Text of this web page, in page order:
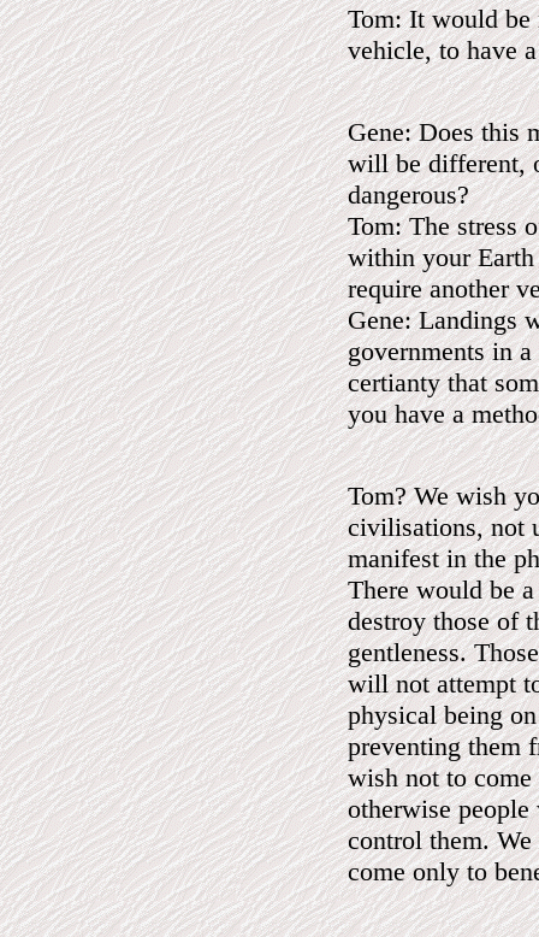
Tom: It would be
vehicle, to have
Gene: Does this
will be different,
dangerous?
Tom: The stress
within your Earth
require another
Gene: Landings
governments in
certianty that
you have a
Tom? We wish
civilisations, not
manifest in the
There would be
destroy those of
gentleness.
will not attempt
physical being
preventing them
wish not to
otherwise
control them.
come only to